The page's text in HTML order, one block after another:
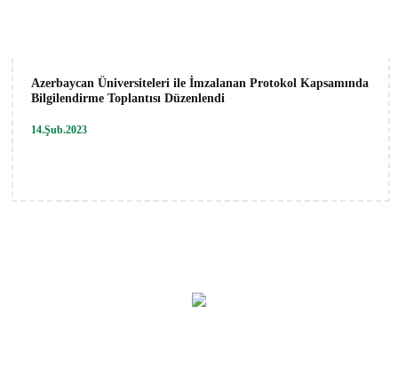
Azerbaycan Üniversiteleri ile İmzalanan Protokol Kapsamında
Bilgilendirme Toplantısı Düzenlendi
14.Şub.2023